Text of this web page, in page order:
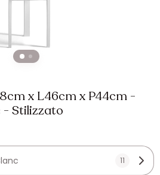
x L46cm x P44cm -
- Stilizzato
11